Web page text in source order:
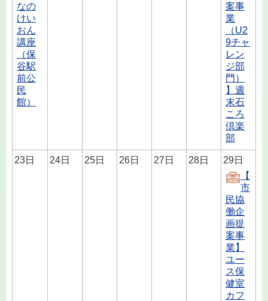
なの
けい
おん
講座
（保
谷駅
前公
民
館）
案事
業
（U2
9チャ
レン
ジ部
門）
】週
末石
ころ
倶楽
部
23日 24日 25日 26日 27日 28日
29日
【
市
民協
働企
画提
案事
業】
ユー
ス保
健室
カフ